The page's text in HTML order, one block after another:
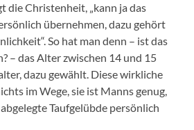
die Christenheit, „kann ja das
übernehmen, dazu gehört
So hat man denn – ist das
– das Alter zwischen 14 und 15
dazu gewählt. Diese wirkliche
im Wege, sie ist Manns genug,
Taufgelübde persönlich